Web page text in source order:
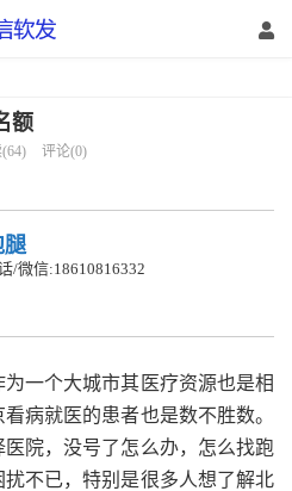
额
评论(0)
腿
/微信:18610816332
一个大城市其医疗资源也是相
病就医的患者也是数不胜数。
院，没号了怎么办，怎么找跑
不已，特别是很多人想了解北